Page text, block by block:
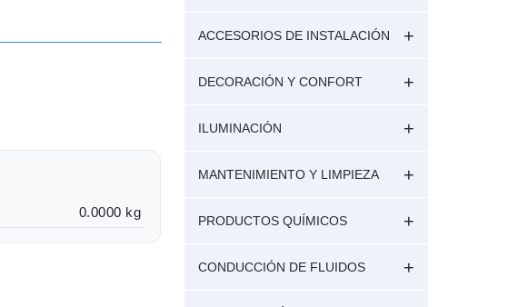
0.0000 kg
ACCESORIOS DE INSTALACIÓN
DECORACIÓN Y CONFORT
ILUMINACIÓN
MANTENIMIENTO Y LIMPIEZA
PRODUCTOS QUÍMICOS
CONDUCCIÓN DE FLUIDOS